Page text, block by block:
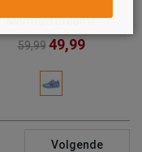
Mermaid Dreams
59,99 49,99
Volgende